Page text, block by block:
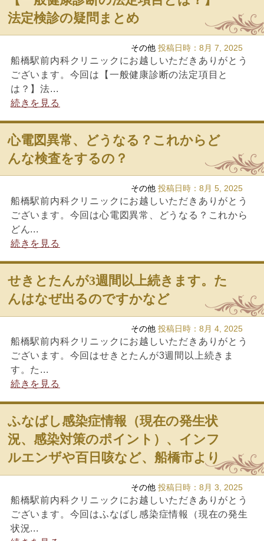
法定検診の疑問まとめ
その他 投稿日時：8月 7, 2025
船橋駅前内科クリニックにお越しいただきありがとう
ございます。今回は【一般健康診断の法定項目と
は？】法...
続きを見る
心電図異常、どうなる？これからど
んな検査をするの？
その他 投稿日時：8月 5, 2025
船橋駅前内科クリニックにお越しいただきありがとう
ございます。今回は心電図異常、どうなる？これから
どん...
続きを見る
せきとたんが3週間以上続きます。た
んはなぜ出るのですかなど
その他 投稿日時：8月 4, 2025
船橋駅前内科クリニックにお越しいただきありがとう
ございます。今回はせきとたんが3週間以上続きま
す。た...
続きを見る
ふなばし感染症情報（現在の発生状
況、感染対策のポイント）、インフ
ルエンザや百日咳など、船橋市より
その他 投稿日時：8月 3, 2025
船橋駅前内科クリニックにお越しいただきありがとう
ございます。今回はふなばし感染症情報（現在の発生
状況...